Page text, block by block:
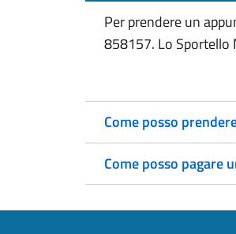
Per prendere un
858157. Lo Sportello
Come posso
Come posso pagare